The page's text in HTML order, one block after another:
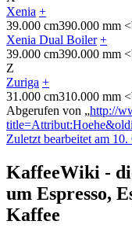
Xenia +
39.000 cm390.000 mm
Xenia Dual Boiler +
39.000 cm390.000 mm
Z
Zuriga +
31.000 cm310.000 mm
Abgerufen von „http://
Zuletzt bearbeitet am
KaffeeWiki -
um Espresso,
Kaffee